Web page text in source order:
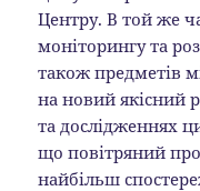
Центру. В той же
моніторингу та
також предметів
на новий якісний
та дослідженнях
що повітряний
найбільш